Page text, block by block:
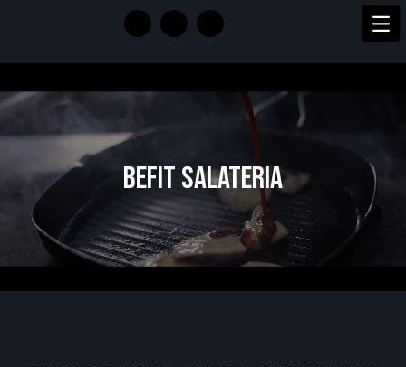
BEFIT SALATERIA